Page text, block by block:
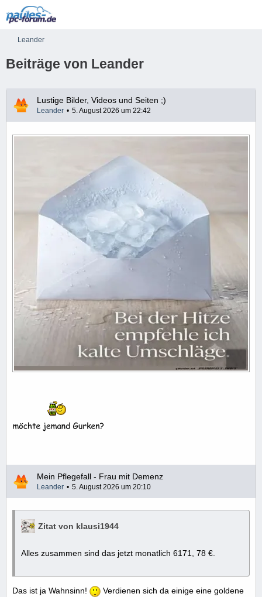
Leander
Beiträge von Leander
Lustige Bilder, Videos und Seiten ;)
Leander 5. August 2026 um 22:42
Mein Pflegefall - Frau mit Demenz
Leander 5. August 2026 um 20:10
Zitat von klausi1944
Alles zusammen sind das jetzt monatlich 6171, 78 €.
Das ist ja Wahnsinn!
Verdienen sich da einige eine goldene